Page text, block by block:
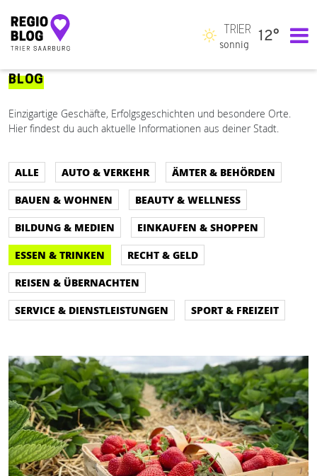
Hauptnavigation
TRIER
sonnig
12°
BLOG
Einzigartige Geschäfte, Erfolgsgeschichten und besondere Orte.
Hier findest du auch aktuelle Informationen aus deiner Stadt.
ALLE AUTO & VERKEHR
ÄMTER & BEHÖRDEN
BAUEN & WOHNEN
BEAUTY & WELLNESS
BILDUNG & MEDIEN
EINKAUFEN & SHOPPEN
ESSEN & TRINKEN
RECHT & GELD
REISEN & ÜBERNACHTEN
SERVICE & DIENSTLEISTUNGEN
SPORT & FREIZEIT